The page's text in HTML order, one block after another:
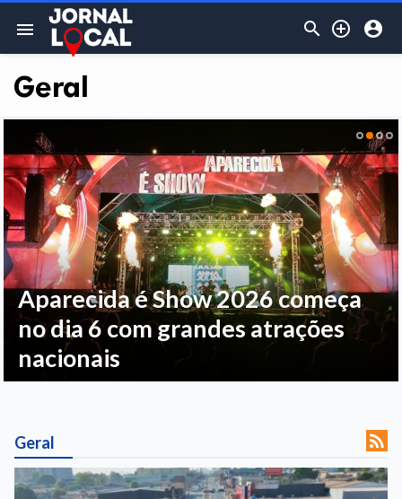
menu   
Geral
Aparecida é Show 2026 começa
no dia 6 com grandes atrações
nacionais
Geral 